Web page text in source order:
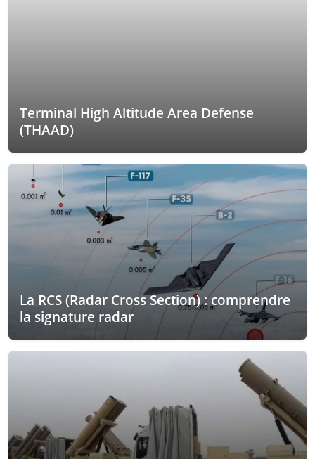
Terminal High Altitude Area Defense
(THAAD)
La RCS (Radar Cross Section) : comprendre
la signature radar